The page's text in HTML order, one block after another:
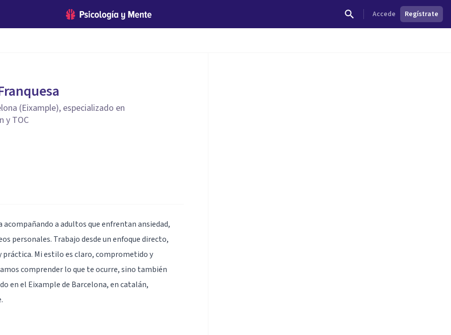
Accede Regístrate
(Eixample), especializado en
y TOC
a adultos que enfrentan ansiedad,
personales. Trabajo desde un enfoque directo,
Mi estilo es claro, comprometido y
comprender lo que te ocurre, sino también
en el Eixample de Barcelona, en catalán,